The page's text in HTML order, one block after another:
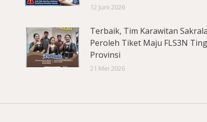
12 Juni 2026
Terbaik, Tim Karawitan
Peroleh Tiket Maju FLS3N
Provinsi
21 Mei 2026